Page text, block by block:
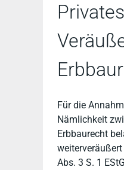
Für die
Nämlichkeit
Erbbaurecht
Abs. 3 S. 1